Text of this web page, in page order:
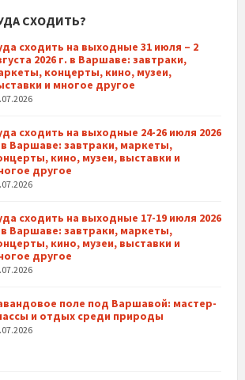
СХОДИТЬ?
сходить на выходные 31 июля – 2
2026 г. в Варшаве: завтраки,
концерты, кино, музеи,
и многое другое
сходить на выходные 24-26 июля 2026
в Варшаве: завтраки, маркеты,
кино, музеи, выставки и
другое
сходить на выходные 17-19 июля 2026
в Варшаве: завтраки, маркеты,
кино, музеи, выставки и
другое
поле под Варшавой: мастер-
и отдых среди природы